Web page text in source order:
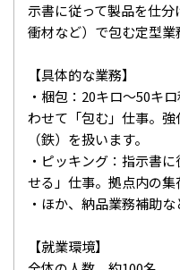
示書に従って製品を仕
衝材など）で包む定型業
【具体的な業務】
・梱包：20キロ～50キ
わせて「包む」仕事。
（鉄）を扱います。
・ピッキング：指示書
せる」仕事。拠点内の集
・ほか、納品業務補助な
【就業環境】